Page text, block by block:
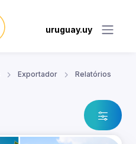
uruguay.uy
Exportador
Relatórios